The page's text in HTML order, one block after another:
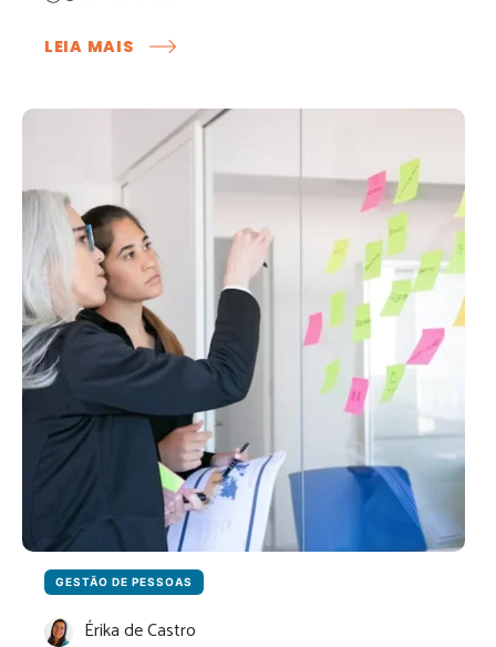
LEIA MAIS
IA
RH:
COMO
A
INTELIGÊNCIA
TRANSFORMA
A
GESTÃO
DE
PESSOAS
GESTÃO DE PESSOAS
Érika de Castro